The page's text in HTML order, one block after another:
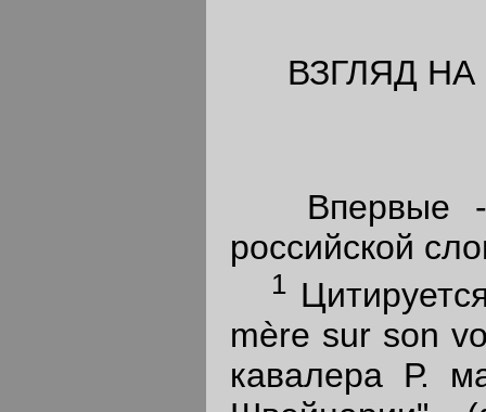
ВЗГЛЯД
Впервые -
российской
1
mère sur son
кавалера Р.